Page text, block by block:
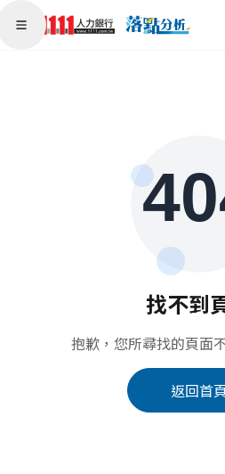
Open main menu
找不到
抱歉，您所尋找的頁面
返回首